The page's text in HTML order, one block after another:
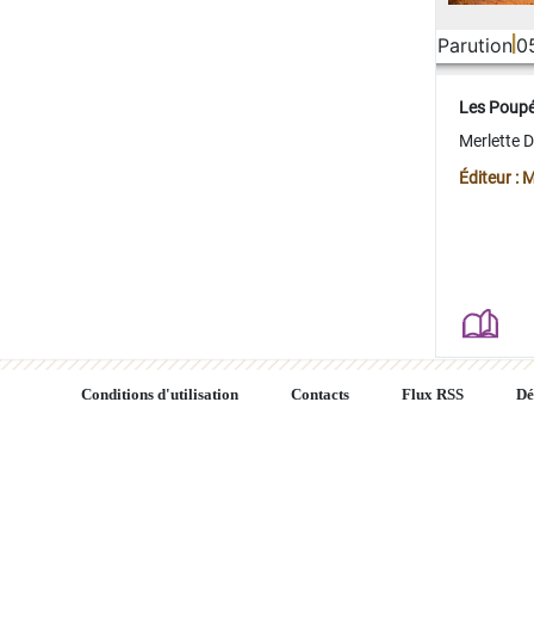
Parution
Les
Merlette
Éditeur :
Conditions d'utilisation Contacts Flux RSS